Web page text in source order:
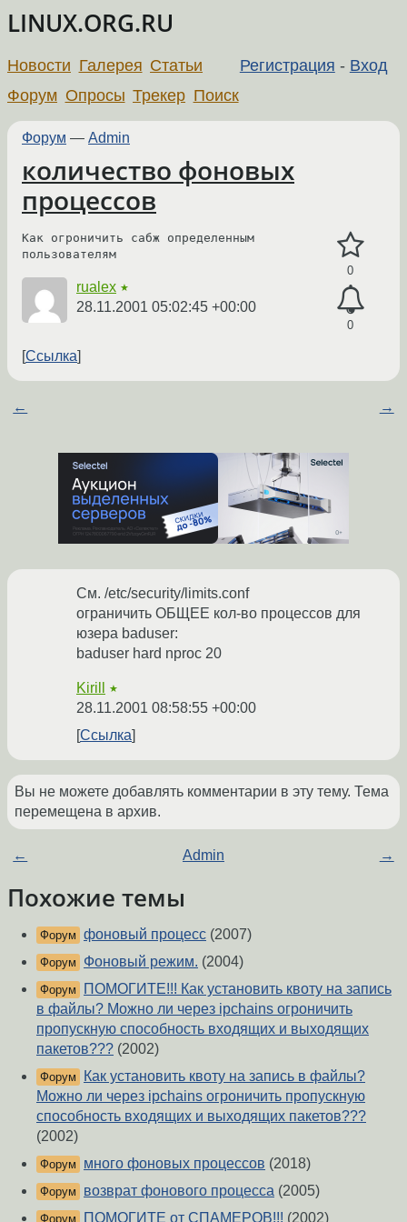
LINUX.ORG.RU
Регистрация - Вход
Новости Галерея Статьи
Форум Опросы Трекер Поиск
Форум — Admin
количество фоновых
процессов
0
0
Как огроничить сабж определенным
пользователям
rualex ★
28.11.2001 05:02:45 +00:00
Ссылка
← →
См. /etc/security/limits.conf
ограничить ОБЩЕЕ кол-во процессов для
юзера baduser:
baduser hard nproc 20
Kirill ★
28.11.2001 08:58:55 +00:00
Ссылка
Вы не можете добавлять комментарии в эту тему. Тема
перемещена в архив.
← Admin →
Похожие темы
Форум фоновый процесс (2007)
Форум Фоновый режим. (2004)
Форум
ПОМОГИТЕ!!! Как установить квоту на запись
в файлы? Можно ли через ipchains огроничить
пропускную способность входящих и выходящих
пакетов??? (2002)
Форум
Как установить квоту на запись в файлы?
Можно ли через ipchains огроничить пропускную
способность входящих и выходящих пакетов???
(2002)
Форум много фоновых процессов (2018)
Форум возврат фонового процесса (2005)
Форум ПОМОГИТЕ от СПАМЕРОВ!!! (2002)